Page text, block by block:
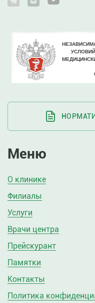
Меню
О клинике
Филиалы
Услуги
Врачи центра
Прейскурант
Памятки
Контакты
Политика